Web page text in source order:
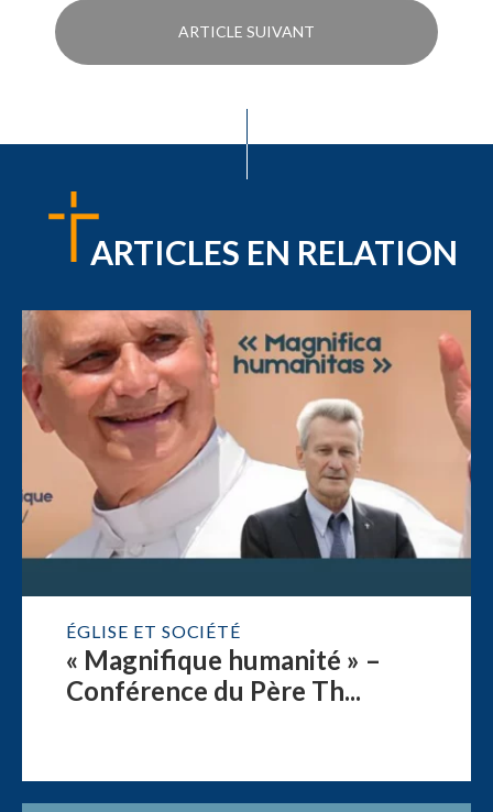
ARTICLE SUIVANT
ARTICLES EN RELATION
ÉGLISE ET SOCIÉTÉ
« Magnifique humanité » –
Conférence du Père Th...